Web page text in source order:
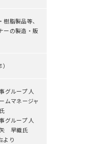
脂製品等、
ーの製造・販
グループ 人
ムマネージャ
グループ 人
矢 早織氏
より